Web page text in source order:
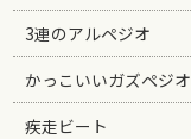
3連のアルペジオ
かっこいいガズペジオ
疾走ビート